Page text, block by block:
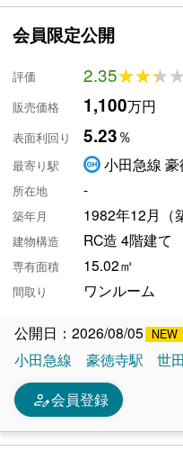
会員限定公開
評価 2.35
販売価格 1,100万円
表面利回り 5.23％
最寄り駅 小田急線
所在地 -
築年月 1982年12月（
建物構造 RC造 4階建て
専有面積 15.02㎡
間取り ワンルーム
公開日：2026/08/05
小田急線
豪徳寺駅 世
person_edit会員登録